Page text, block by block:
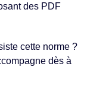
des PDF
cette norme ?
dès à